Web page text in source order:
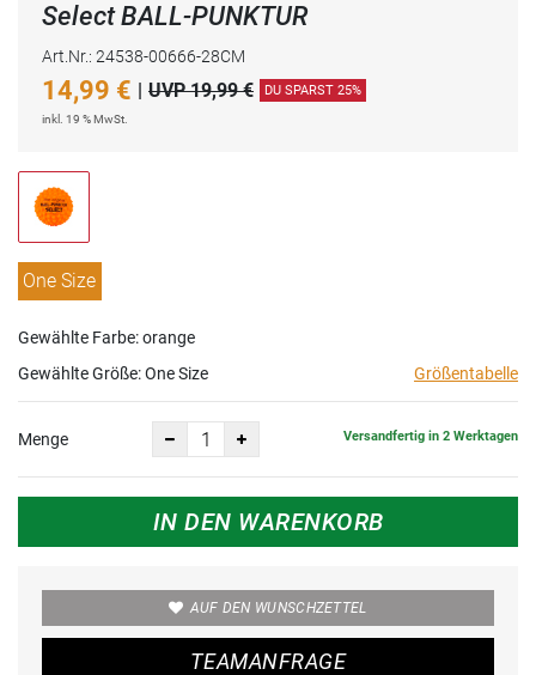
Select BALL-PUNKTUR
Art.Nr.: 24538-00666-28CM
14,99 € | UVP 19,99 € DU SPARST 25%
inkl. 19 % MwSt.
One Size
Gewählte Farbe: orange
Gewählte Größe:One Size Größentabelle
Menge Versandfertig in 2 Werktagen
IN DEN WARENKORB
AUF DEN WUNSCHZETTEL
TEAMANFRAGE